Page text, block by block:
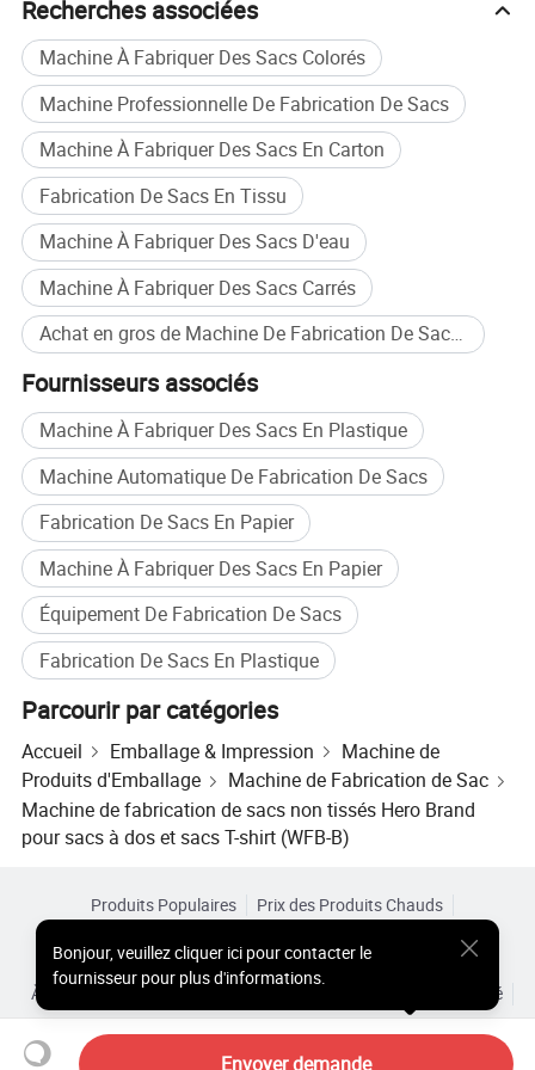
de couleur a été reconnue dans la ville de Ruian Prix pour
le progrès en sciences et technologie.
Merci de vous avoir main dans la main, marchez avec
vous en chemin, nous continuerons à respecter l'objectif
de « Service à la clientèle, avantage mutuel et gagnant-
gagnant, " nous ferons de notre mieux pour offrir le
meilleur prix avec la meilleure qualité et les services et
pour satisfaire les demandes individuées pour vous.
Espérons que notre coopération sera à long terme ainsi
que l'amitié.
Recherches associées
Machine À Fabriquer Des Sacs Colorés
Machine Professionnelle De Fabrication De Sacs
Machine À Fabriquer Des Sacs En Carton
Fabrication De Sacs En Tissu
Machine À Fabriquer Des Sacs D'eau
Machine À Fabriquer Des Sacs Carrés
Achat en gros de Machine De Fabrication De Sacs Non Tiss&eacute;e
Fournisseurs associés
Machine À Fabriquer Des Sacs En Plastique
Machine Automatique De Fabrication De Sacs
Fabrication De Sacs En Papier
Machine À Fabriquer Des Sacs En Papier
Équipement De Fabrication De Sacs
Fabrication De Sacs En Plastique
Parcourir par catégories
Accueil Emballage & Impression
Machine de
Produits d'Emballage
Machine de Fabrication de Sac
Machine de fabrication de sacs non tissés Hero Brand
pour sacs à dos et sacs T-shirt (WFB-B)
Envoyer demande
Bonjour,veuillez cliquer ici pour contacter le
fournisseur pour plus d'informations.
Produits Populaires
Prix des Produits Chauds
Site PC
Aperçus
À Propos de
Accord d’Utilisateur
Politique de Confidentialité
Contact
Copyright © 2026 Focus Technology Co., Ltd. All Rights Reserved